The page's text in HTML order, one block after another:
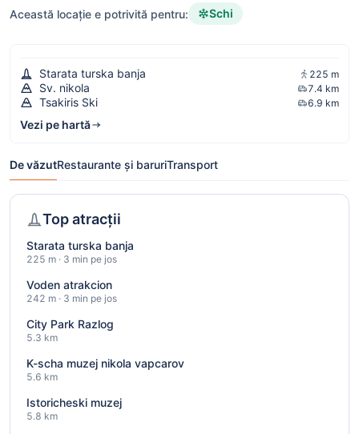
Această locație e potrivită pentru: Schi
Starata turska banja 225 m
Sv. nikola 7.4 km
Tsakiris Ski 6.9 km
Vezi pe hartă
De văzutRestaurante și baruriTransport
Top atracții
Starata turska banja
225 m · 3 min pe jos
Voden atrakcion
242 m · 3 min pe jos
City Park Razlog
5.3 km
K-scha muzej nikola vapcarov
5.6 km
Istoricheski muzej
5.8 km